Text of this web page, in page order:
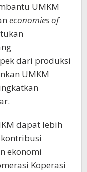
UMKM
economies of
dari produksi
UMKM
dapat lebih
ekonomi
Koperasi